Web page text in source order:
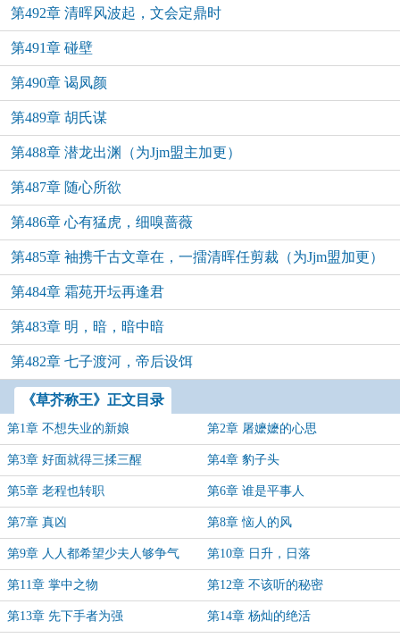
第492章 清晖风波起，文会定鼎时
第491章 碰壁
第490章 谒凤颜
第489章 胡氏谋
第488章 潜龙出渊（为Jjm盟主加更）
第487章 随心所欲
第486章 心有猛虎，细嗅蔷薇
第485章 袖携千古文章在，一擂清晖任剪裁（为Jjm盟加更）
第484章 霜苑开坛再逢君
第483章 明，暗，暗中暗
第482章 七子渡河，帝后设饵
《草芥称王》正文目录
第1章 不想失业的新娘 第2章 屠嬷嬷的心思
第3章 好面就得三揉三醒 第4章 豹子头
第5章 老程也转职 第6章 谁是平事人
第7章 真凶 第8章 恼人的风
第9章 人人都希望少夫人够争气 第10章 日升，日落
第11章 掌中之物 第12章 不该听的秘密
第13章 先下手者为强 第14章 杨灿的绝活